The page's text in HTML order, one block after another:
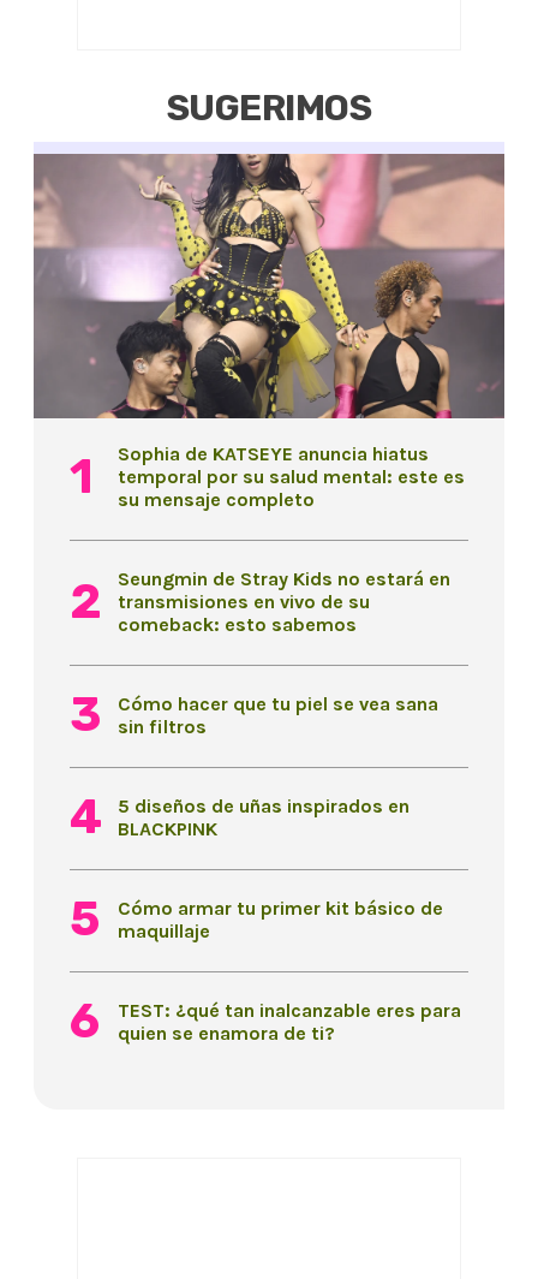
SUGERIMOS
Sophia de KATSEYE anuncia hiatus
temporal por su salud mental: este es
su mensaje completo
Seungmin de Stray Kids no estará en
transmisiones en vivo de su
comeback: esto sabemos
Cómo hacer que tu piel se vea sana
sin filtros
5 diseños de uñas inspirados en
BLACKPINK
Cómo armar tu primer kit básico de
maquillaje
TEST: ¿qué tan inalcanzable eres para
quien se enamora de ti?